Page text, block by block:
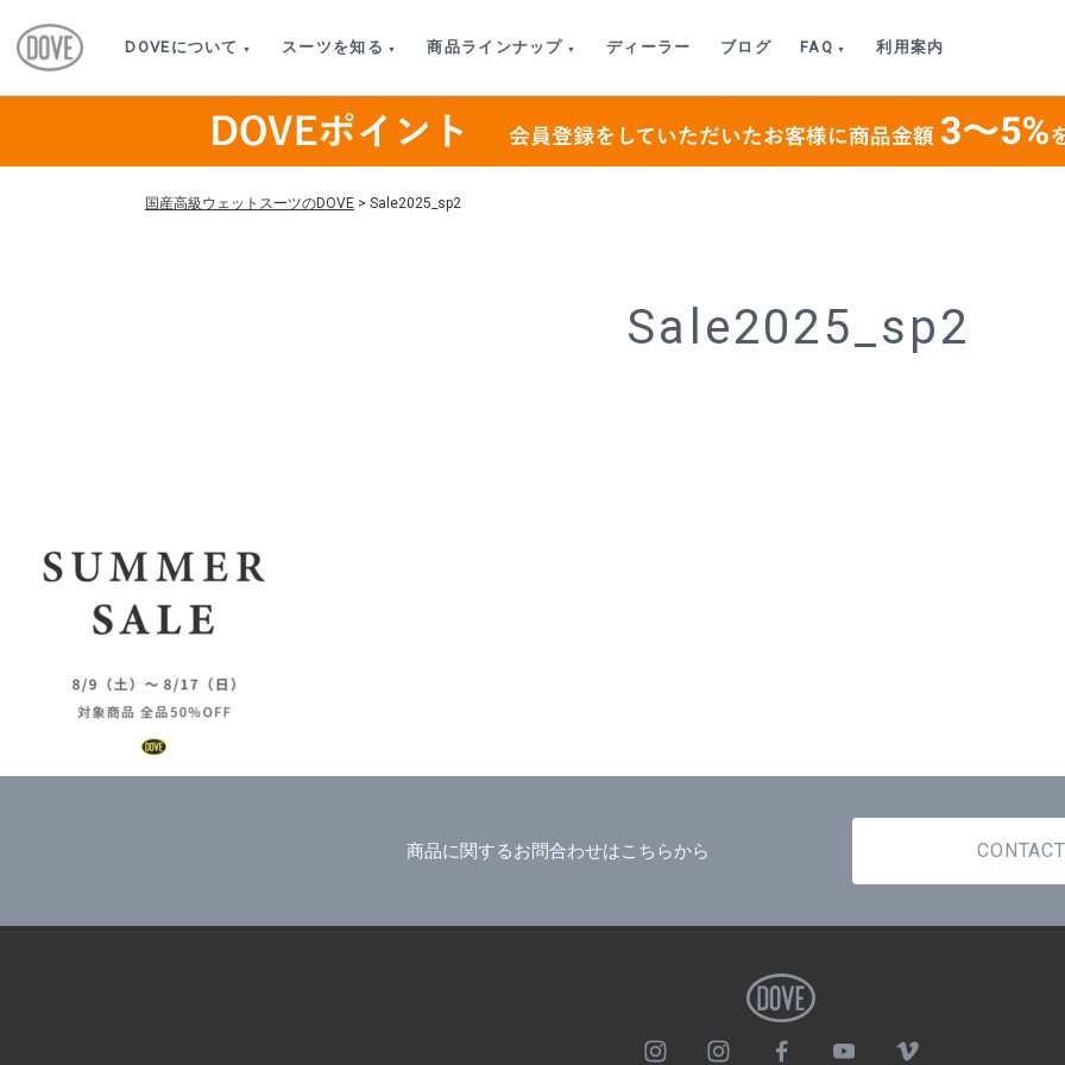
DOVEについて スーツを知る 商品ラインナップ ディーラー ブログ FAQ 利用案内
国産高級ウェットスーツのDOVE > Sale2025_sp2
Sale2025_sp2
商品に関するお問合わせはこちらから